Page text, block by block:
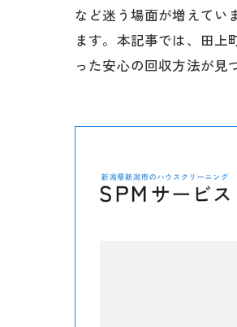
など迷う場面が増えてい
ます。本記事では、田
った安心の回収方法が見